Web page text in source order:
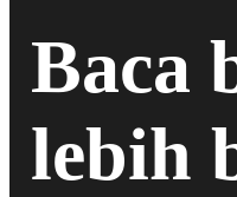
Baca
lebih